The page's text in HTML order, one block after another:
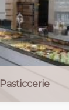
Pasticcerie